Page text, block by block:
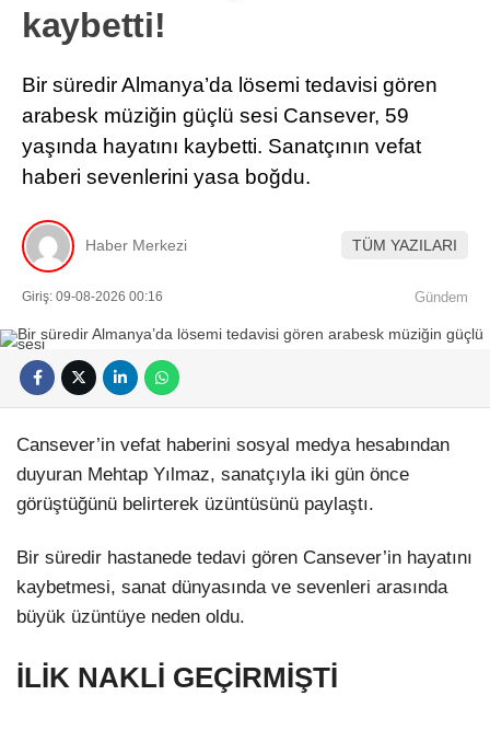
kaybetti!
Bir süredir Almanya’da lösemi tedavisi gören
arabesk müziğin güçlü sesi Cansever, 59
yaşında hayatını kaybetti. Sanatçının vefat
haberi sevenlerini yasa boğdu.
Haber Merkezi TÜM YAZILARI
Giriş: 09-08-2026 00:16 Gündem
Cansever’in vefat haberini sosyal medya hesabından
duyuran Mehtap Yılmaz, sanatçıyla iki gün önce
görüştüğünü belirterek üzüntüsünü paylaştı.
Bir süredir hastanede tedavi gören Cansever’in hayatını
kaybetmesi, sanat dünyasında ve sevenleri arasında
büyük üzüntüye neden oldu.
İLİK NAKLİ GEÇİRMİŞTİ